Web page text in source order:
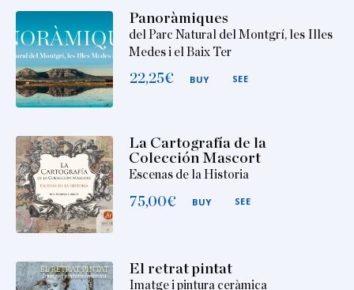
Panoràmiques
del Parc Natural del Montgrí, les Illes
Medes i el Baix Ter
22,25€ BUY SEE
La Cartografía de la
Colección Mascort
Escenas de la Historia
75,00€ BUY SEE
El retrat pintat
Imatge i pintura ceràmica